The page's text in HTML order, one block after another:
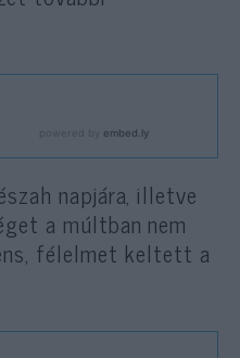
napjára, illetve
a múltban nem
félelmet keltett a